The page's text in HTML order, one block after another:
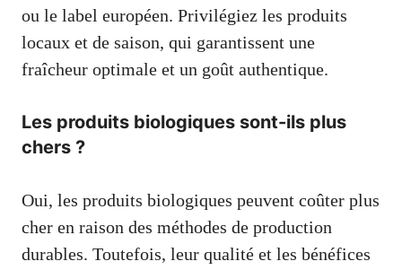
ou le label européen. Privilégiez les produits
locaux et de saison, qui garantissent une
fraîcheur optimale et un goût authentique.
Les produits biologiques sont-ils plus
chers ?
Oui, les produits biologiques peuvent coûter plus
cher en raison des méthodes de production
durables. Toutefois, leur qualité et les bénéfices